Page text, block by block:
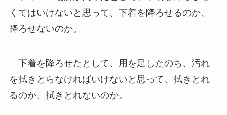
くてはいけないと思って、下着を降ろせるのか、
降ろせないのか。
下着を降ろせたとして、用を足したのち、汚れ
を拭きとらなければいけないと思って、拭きとれ
るのか、拭きとれないのか。